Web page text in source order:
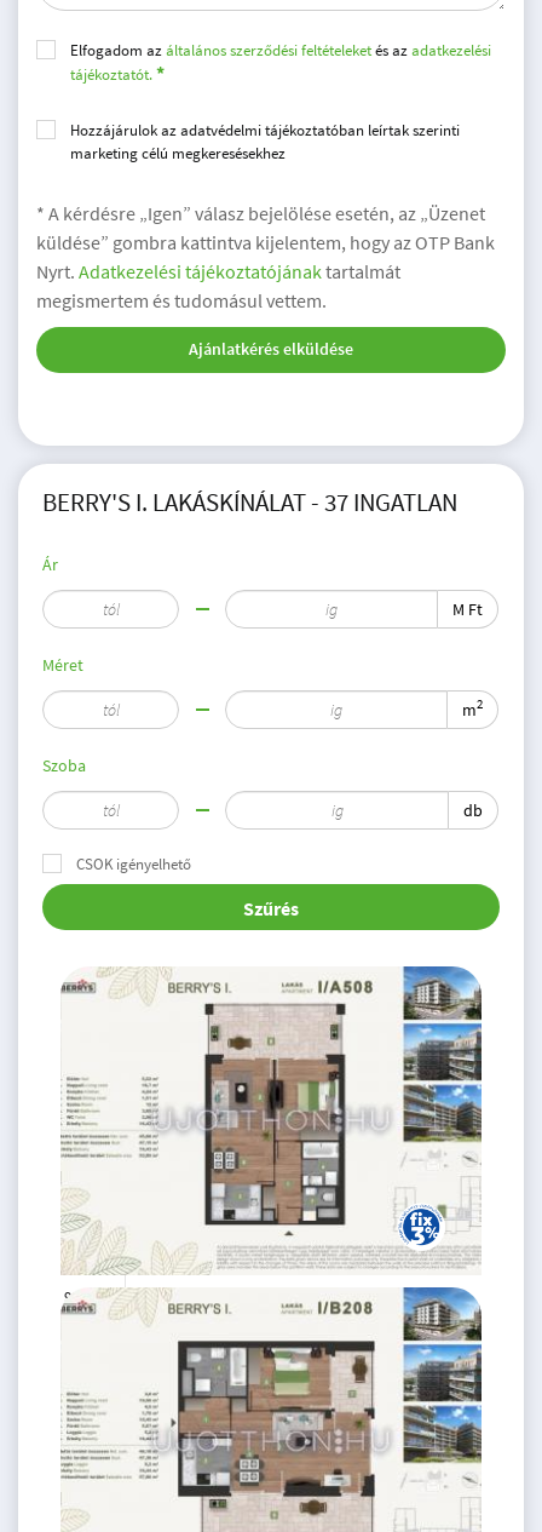
Elfogadom azáltalános szerződési feltételeketés azadatkezelési
tájékoztatót.
Hozzájárulok az adatvédelmi tájékoztatóban leírtak szerinti
marketing célú megkeresésekhez
* A kérdésre „Igen” válasz bejelölése esetén, az „Üzenet
küldése” gombra kattintva kijelentem, hogy az OTP Bank
Nyrt. Adatkezelési tájékoztatójának tartalmát
megismertem és tudomásul vettem.
Ajánlatkérés elküldése
BERRY'S I. LAKÁSKÍNÁLAT - 37 INGATLAN
Ár
M Ft
Méret
m2
Szoba
db
CSOK igényelhető
Szűrés
92.4 M Ft
46 m2
2 szoba
5.
emelet